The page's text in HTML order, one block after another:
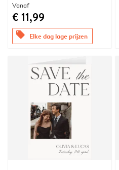
Vanaf
€ 11,99
offers Elke dag lage prijzen